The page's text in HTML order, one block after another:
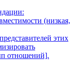
(низкая,
этих
отношений].